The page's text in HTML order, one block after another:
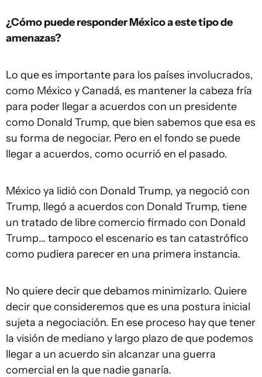
¿Cómo puede responder México a este tipo de
amenazas?
Lo que es importante para los países involucrados,
como México y Canadá, es mantener la cabeza fría
para poder llegar a acuerdos con un presidente
como Donald Trump, que bien sabemos que esa es
su forma de negociar. Pero en el fondo se puede
llegar a acuerdos, como ocurrió en el pasado.
México ya lidió con Donald Trump, ya negoció con
Trump, llegó a acuerdos con Donald Trump, tiene
un tratado de libre comercio firmado con Donald
Trump… tampoco el escenario es tan catastrófico
como pudiera parecer en una primera instancia.
No quiere decir que debamos minimizarlo. Quiere
decir que consideremos que es una postura inicial
sujeta a negociación. En ese proceso hay que tener
la visión de mediano y largo plazo de que podemos
llegar a un acuerdo sin alcanzar una guerra
comercial en la que nadie ganaría.